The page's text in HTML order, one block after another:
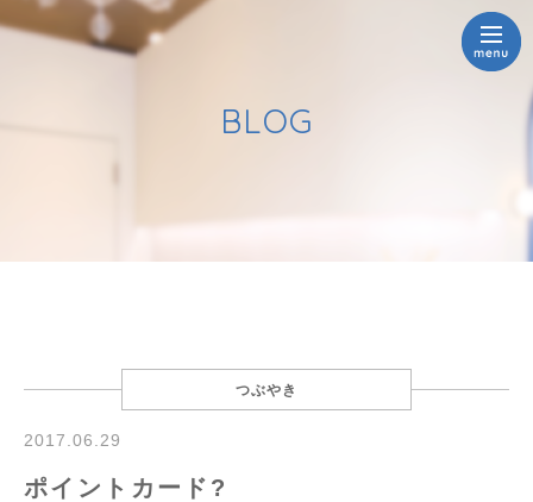
BLOG
つぶやき
2017.06.29
ポイントカード?